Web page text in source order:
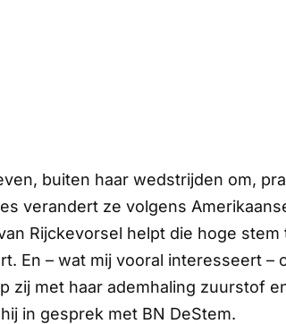
buiten haar wedstrijden om,
verandert ze volgens
Rijckevorsel helpt die hoge
En – wat mij vooral interesseert –
zij met haar ademhaling zuurstof
in gesprek met BN DeStem.